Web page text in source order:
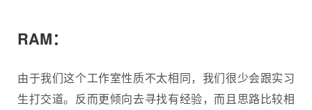
RAM：
由于我们这个工作室性质不太相同，我们很少会跟实习
生打交道。反而更倾向去寻找有经验，而且思路比较相